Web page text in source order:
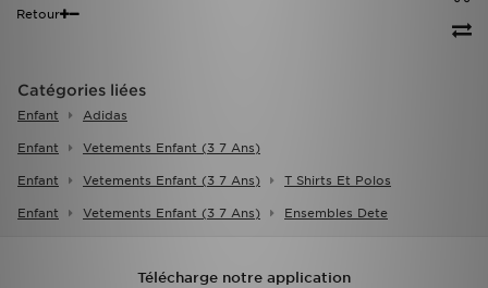
Retour
Catégories liées
Enfant Adidas
Enfant Vetements Enfant (3 7 Ans)
Enfant Vetements Enfant (3 7 Ans) T Shirts Et Polos
Enfant Vetements Enfant (3 7 Ans) Ensembles Dete
Télécharge notre application